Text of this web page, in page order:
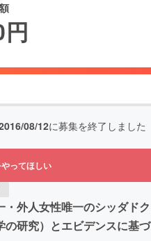
円
08/12に募集を終了しました
ってほしい
外人女性唯一のシッダド
研究）とエビデンスに基